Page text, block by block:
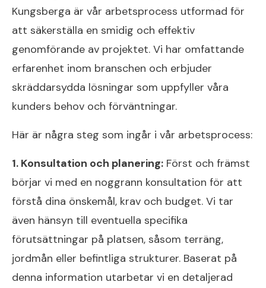
Kungsberga är vår arbetsprocess utformad för
att säkerställa en smidig och effektiv
genomförande av projektet. Vi har omfattande
erfarenhet inom branschen och erbjuder
skräddarsydda lösningar som uppfyller våra
kunders behov och förväntningar.
Här är några steg som ingår i vår arbetsprocess:
1. Konsultation och planering: Först och främst
börjar vi med en noggrann konsultation för att
förstå dina önskemål, krav och budget. Vi tar
även hänsyn till eventuella specifika
förutsättningar på platsen, såsom terräng,
jordmån eller befintliga strukturer. Baserat på
denna information utarbetar vi en detaljerad